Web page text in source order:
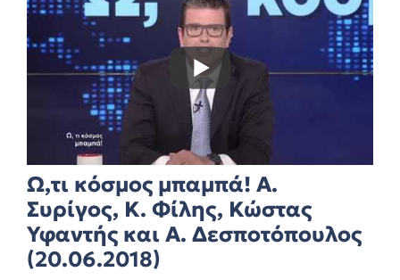
Ω,τι κόσμος μπαμπά! Ά.
Συρίγος, Κ. Φίλης, Κώστας
Υφαντής και Α. Δεσποτόπουλος
(20.06.2018)